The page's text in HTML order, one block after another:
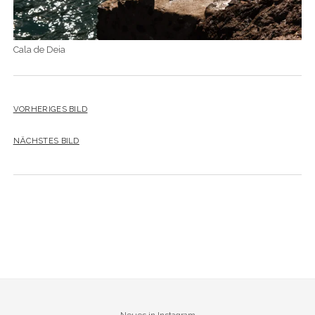
Cala de Deia
VORHERIGES BILD
NÄCHSTES BILD